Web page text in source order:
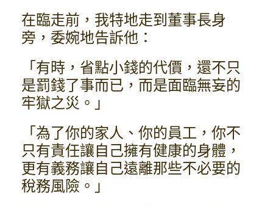
在臨走前，我特地走到董事長身
旁，委婉地告訴他：
「有時，省點小錢的代價，還不只
是罰錢了事而已，而是面臨無妄的
牢獄之災。」
「為了你的家人、你的員工，你不
只有責任讓自己擁有健康的身體，
更有義務讓自己遠離那些不必要的
稅務風險。」